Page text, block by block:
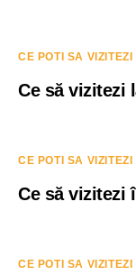
CE POTI SA VIZITEZI
Ce să vizitezi
CE POTI SA VIZITEZI
Ce să vizitezi
CE POTI SA VIZITEZI